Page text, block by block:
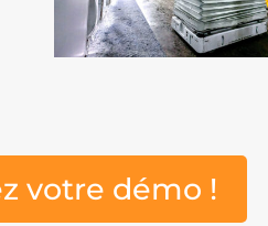
votre démo !